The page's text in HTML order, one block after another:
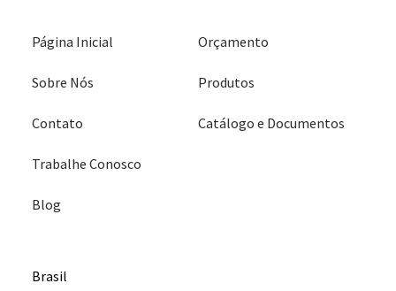
Página Inicial
Sobre Nós
Contato
Trabalhe Conosco
Blog
Orçamento
Produtos
Catálogo e Documentos
Brasil